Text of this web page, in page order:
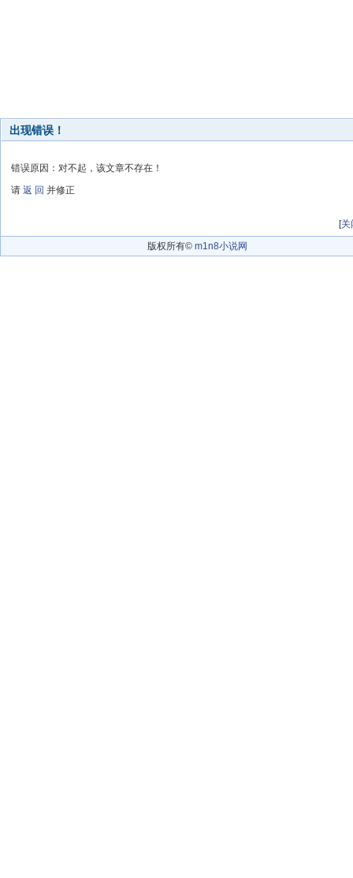
出现错误！
错误原因：对不起，该文章不存在！
请 返 回 并修正
[关
版权所有© m1n8小说网